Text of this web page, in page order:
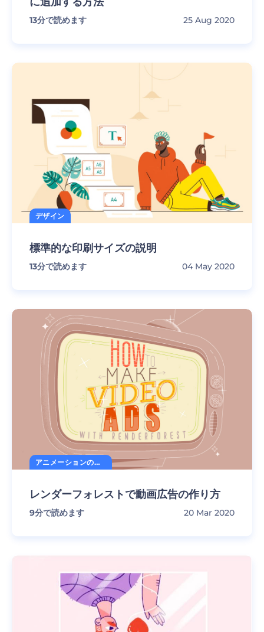
13分で読めます 25 Aug 2020
デザイン
標準的な印刷サイズの説明
13分で読めます 04 May 2020
アニメーションの秘訣
レンダーフォレストで動画広告の作り方
9分で読めます 20 Mar 2020